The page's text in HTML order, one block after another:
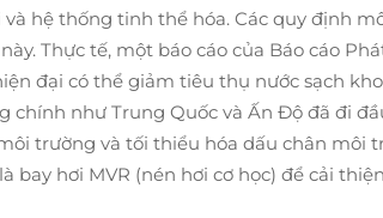
hệ thống tinh thể hóa. Các quy định
Thực tế, một báo cáo của Báo cáo
đại có thể giảm tiêu thụ nước sạch
chính như Trung Quốc và Ấn Độ đã đi
trường và tối thiểu hóa dấu chân môi
hơi MVR (nén hơi cơ học) để cải